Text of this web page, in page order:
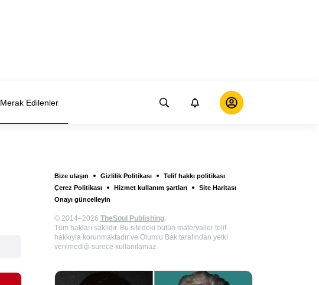
Merak Edilenler
Bize ulaşın Gizlilik Politikası
Telif hakkı politikası
Çerez Politikası
Hizmet kullanım şartları
Site Haritası
Onayı güncelleyin
© 2014–2026 TheSoul Publishing.
Tüm hakları saklıdır. Bu sitedeki bütün materyaller telif
hakkıyla korunmaktadır ve Olumlu Bak tarafından yetki
verilmediği sürece kullanılamaz.